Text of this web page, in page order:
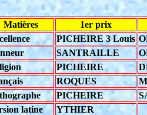
Matières
1er prix
PICHEIRE 3 Louis
SANTRAILLE
PICHEIRE
ROQUES
PICHEIRE
latine
YTHIER